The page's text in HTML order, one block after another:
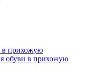
в прихожую
обуви в прихожую